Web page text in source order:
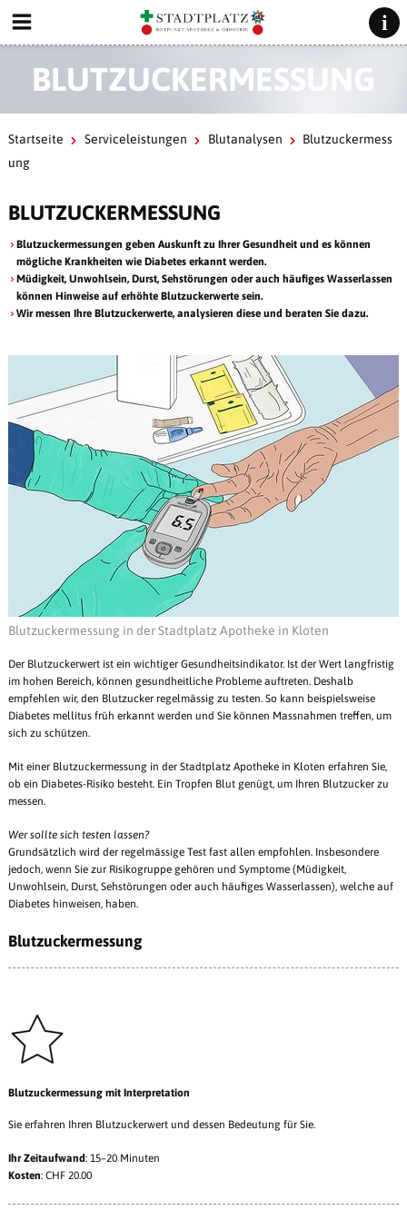
BLUTZUCKERMESSUNG
Startseite Serviceleistungen Blutanalysen
Blutzuckermess
ung
BLUTZUCKERMESSUNG
Blutzuckermessungen geben Auskunft zu Ihrer Gesundheit und es können
mögliche Krankheiten wie Diabetes erkannt werden.
Müdigkeit, Unwohlsein, Durst, Sehstörungen oder auch häufiges Wasserlassen
können Hinweise auf erhöhte Blutzuckerwerte sein.
Wir messen Ihre Blutzuckerwerte, analysieren diese und beraten Sie dazu.
Blutzuckermessung in der Stadtplatz Apotheke in Kloten
Der Blutzuckerwert ist ein wichtiger Gesundheitsindikator. Ist der Wert langfristig
im hohen Bereich, können gesundheitliche Probleme auftreten. Deshalb
empfehlen wir, den Blutzucker regelmässig zu testen. So kann beispielsweise
Diabetes mellitus früh erkannt werden und Sie können Massnahmen treffen, um
sich zu schützen.
Mit einer Blutzuckermessung in der Stadtplatz Apotheke in Kloten erfahren Sie,
ob ein Diabetes-Risiko besteht. Ein Tropfen Blut genügt, um Ihren Blutzucker zu
messen.
Wer sollte sich testen lassen?
Grundsätzlich wird der regelmässige Test fast allen empfohlen. Insbesondere
jedoch, wenn Sie zur Risikogruppe gehören und Symptome (Müdigkeit,
Unwohlsein, Durst, Sehstörungen oder auch häufiges Wasserlassen), welche auf
Diabetes hinweisen, haben.
Blutzuckermessung
Blutzuckermessung mit Interpretation
Sie erfahren Ihren Blutzuckerwert und dessen Bedeutung für Sie.
Ihr Zeitaufwand: 15–20 Minuten
Kosten: CHF 20.00